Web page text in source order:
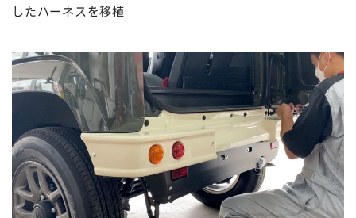
したハーネスを移植